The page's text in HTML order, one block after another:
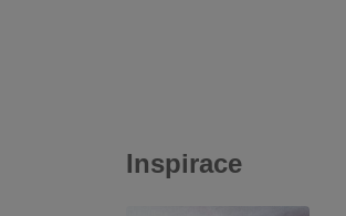
Inspirace